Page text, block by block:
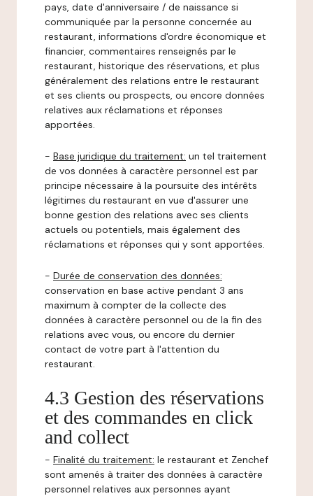
pays, date d'anniversaire / de naissance si
communiquée par la personne concernée au
restaurant, informations d'ordre économique et
financier, commentaires renseignés par le
restaurant, historique des réservations, et plus
généralement des relations entre le restaurant
et ses clients ou prospects, ou encore données
relatives aux réclamations et réponses
apportées.
- Base juridique du traitement: un tel traitement
de vos données à caractère personnel est par
principe nécessaire à la poursuite des intérêts
légitimes du restaurant en vue d'assurer une
bonne gestion des relations avec ses clients
actuels ou potentiels, mais également des
réclamations et réponses qui y sont apportées.
- Durée de conservation des données:
conservation en base active pendant 3 ans
maximum à compter de la collecte des
données à caractère personnel ou de la fin des
relations avec vous, ou encore du dernier
contact de votre part à l'attention du
restaurant.
4.3 Gestion des réservations
et des commandes en click
and collect
- Finalité du traitement: le restaurant et Zenchef
sont amenés à traiter des données à caractère
personnel relatives aux personnes ayant